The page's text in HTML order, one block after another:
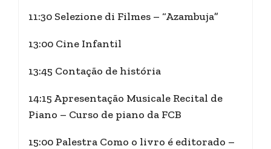
11:30 Selezione di Filmes – “Azambuja”
13:00 Cine Infantil
13:45 Contação de história
14:15 Apresentação Musicale Recital de
Piano – Curso de piano da FCB
15:00 Palestra Como o livro é editorado –